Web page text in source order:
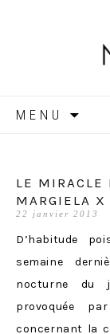
MENU
LE MIRACLE
MARGIELA
22 janvier 2013
D’habitude
semaine
nocturne du
provoquée
concernant la